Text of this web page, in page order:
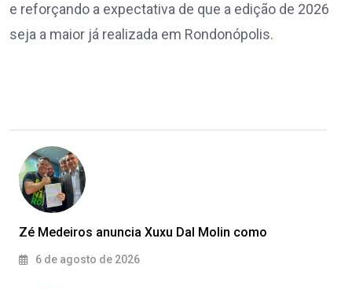
e reforçando a expectativa de que a edição de 2026
seja a maior já realizada em Rondonópolis.
Zé Medeiros anuncia Xuxu Dal Molin como
6 de agosto de 2026